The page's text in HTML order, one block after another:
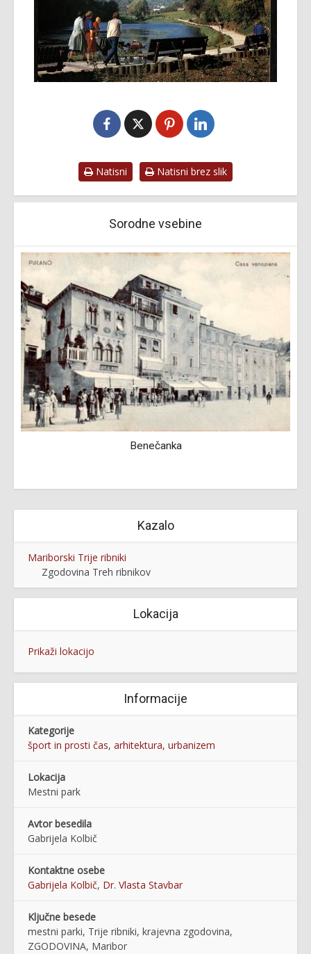
Natisni Natisni brez slik
Sorodne vsebine
Benečanka
Kazalo
Mariborski Trije ribniki
Zgodovina Treh ribnikov
Lokacija
Prikaži lokacijo
Informacije
Kategorije
šport in prosti čas, arhitektura, urbanizem
Lokacija
Mestni park
Avtor besedila
Gabrijela Kolbič
Kontaktne osebe
Gabrijela Kolbič, Dr. Vlasta Stavbar
Ključne besede
mestni parki, Trije ribniki, krajevna zgodovina,
ZGODOVINA, Maribor